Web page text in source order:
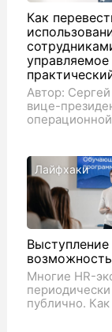
Как
управляемое
Автор:
вице-
Лайфхаки
Многие HR-
публично. Как